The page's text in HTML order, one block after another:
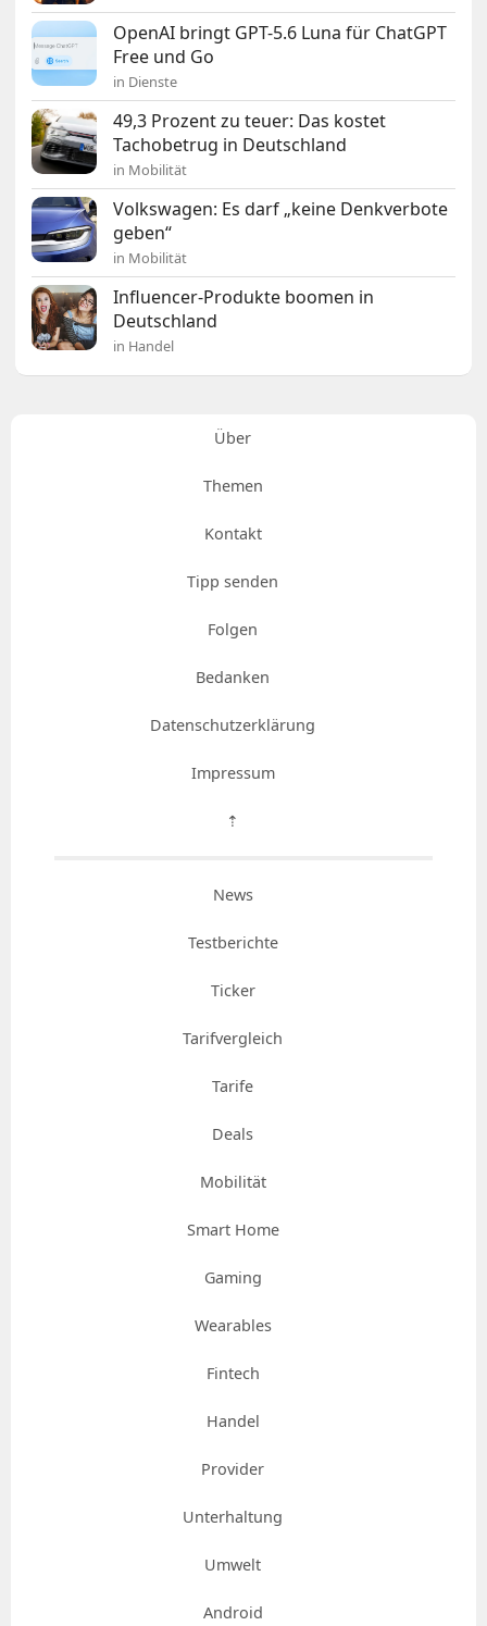
OpenAI bringt GPT-5.6 Luna für ChatGPT
Free und Go
in Dienste
49,3 Prozent zu teuer: Das kostet
Tachobetrug in Deutschland
in Mobilität
Volkswagen: Es darf „keine Denkverbote
geben“
in Mobilität
Influencer-Produkte boomen in
Deutschland
in Handel
Über
Themen
Kontakt
Tipp senden
Folgen
Bedanken
Datenschutzerklärung
Impressum
⇡
News
Testberichte
Ticker
Tarifvergleich
Tarife
Deals
Mobilität
Smart Home
Gaming
Wearables
Fintech
Handel
Provider
Unterhaltung
Umwelt
Android